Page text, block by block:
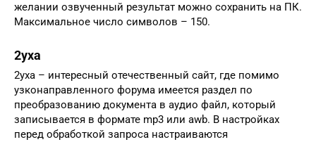
желании озвученный результат можно сохранить на ПК.
Максимальное число символов – 150.
2уха
2уха – интересный отечественный сайт, где помимо
узконаправленного форума имеется раздел по
преобразованию документа в аудио файл, который
записывается в формате mp3 или awb. В настройках
перед обработкой запроса настраиваются